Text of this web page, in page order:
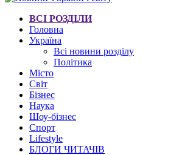
ВСІ РОЗДІЛИ
Головна
Україна
Всі новини розділу
Політика
Місто
Світ
Бізнес
Наука
Шоу-бізнес
Спорт
Lifestyle
БЛОГИ ЧИТАЧІВ